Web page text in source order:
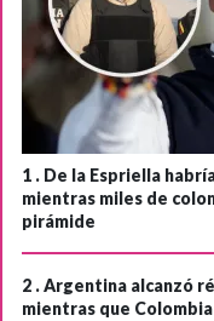
1 . De la Espriella
mientras miles de
pirámide
2 .Argentina alcanzó
mientras que